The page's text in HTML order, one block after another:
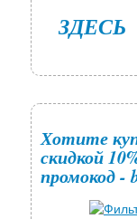
ЗДЕСЬ
Хотите
скидкой
промокод -